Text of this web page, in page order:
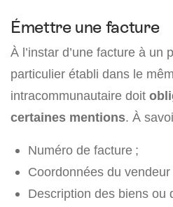
Émettre une facture
À l’instar d’une facture à un
particulier établi dans le
intracommunautaire doit
certaines mentions. À
Numéro de facture ;
Coordonnées du vendeur
Description des biens ou